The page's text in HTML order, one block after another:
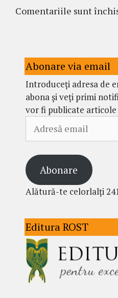
Comentariile sunt
Abonare via email
Introduceți adresa de
abona și veți primi
vor fi publicate articole
email
Abonare
Alătură-te celorlalți
Editura ROST